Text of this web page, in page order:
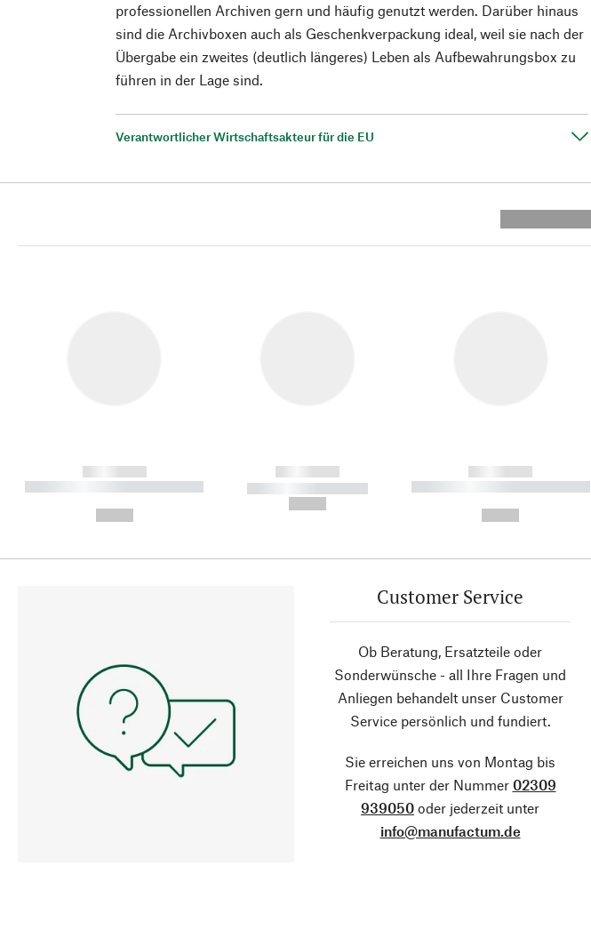
professionellen Archiven gern und häufig genutzt werden. Darüber hinaus
sind die Archivboxen auch als Geschenkverpackung ideal, weil sie nach der
Übergabe ein zweites (deutlich längeres) Leben als Aufbewahrungsbox zu
führen in der Lage sind.
Verantwortlicher Wirtschaftsakteur für die EU
------------
----------- ----------- ----------
------------
----------- -----------
------------
----------- ----------- ----------
Customer Service
Ob Beratung, Ersatzteile oder
Sonderwünsche - all Ihre Fragen und
Anliegen behandelt unser Customer
Service persönlich und fundiert.
Sie erreichen uns von Montag bis
Freitag unter der Nummer 02309
939050 oder jederzeit unter
info@manufactum.de